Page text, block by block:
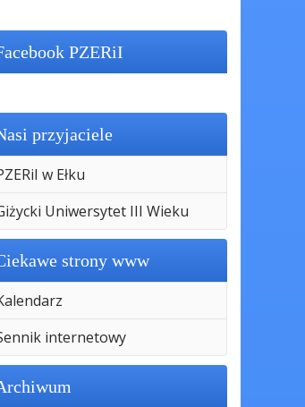
PZERiI
przyjaciele
w Ełku
Uniwersytet III Wieku
strony www
internetowy